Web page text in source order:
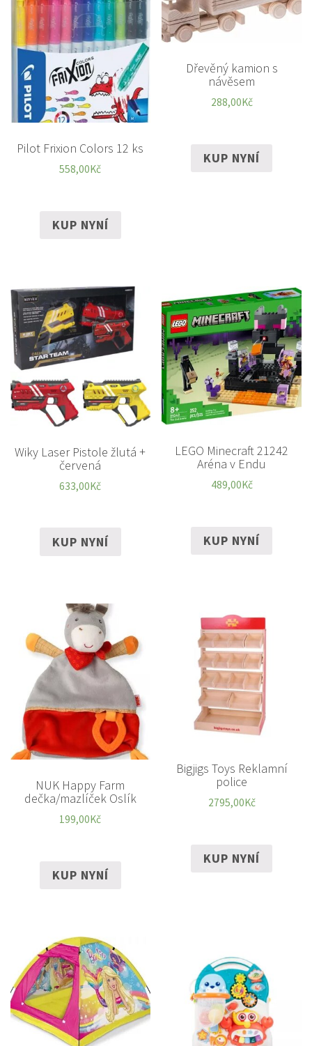
Pilot Frixion Colors 12 ks
558,00Kč
KUP NYNÍ
Dřevěný kamion s
návěsem
288,00Kč
KUP NYNÍ
Wiky Laser Pistole žlutá +
červená
633,00Kč
KUP NYNÍ
LEGO Minecraft 21242
Aréna v Endu
489,00Kč
KUP NYNÍ
NUK Happy Farm
dečka/mazlíček Oslík
199,00Kč
KUP NYNÍ
Bigjigs Toys Reklamní
police
2795,00Kč
KUP NYNÍ